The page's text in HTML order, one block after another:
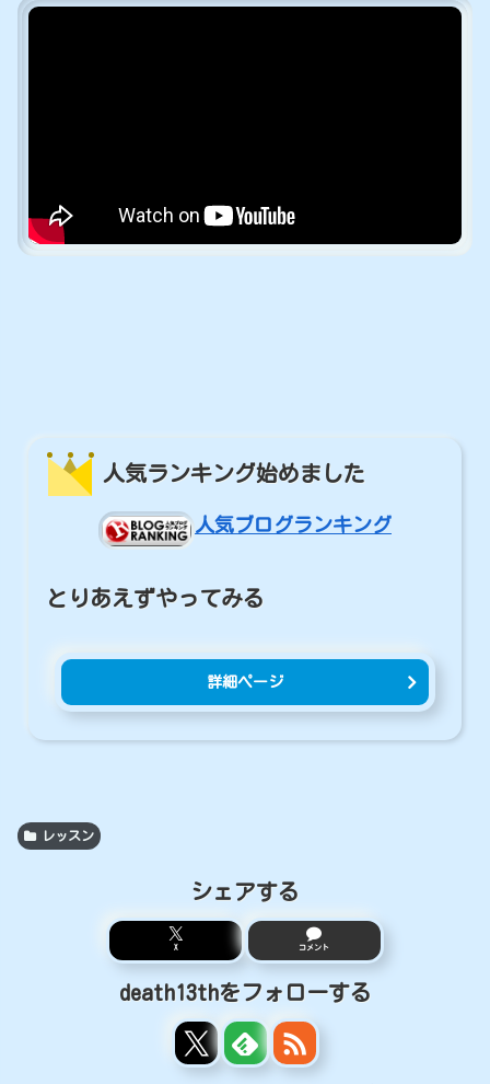
人気ランキング始めました
人気ブログランキング
とりあえずやってみる
詳細ページ
レッスン
シェアする
X コメント
death13thをフォローする